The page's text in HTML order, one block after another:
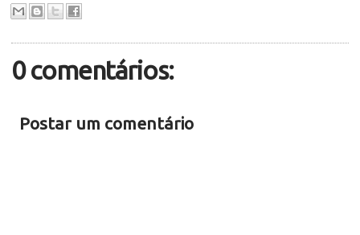
0 comentários:
Postar um comentário